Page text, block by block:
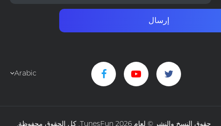
إرسال
Arabic
حقوق النسخ والنشر © لعام 2026 TunesFun. كل الحقوق محفوظة.